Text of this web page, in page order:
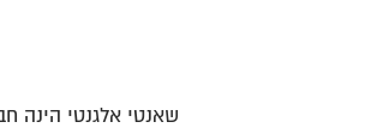
שאנטי אלגנטי הינה